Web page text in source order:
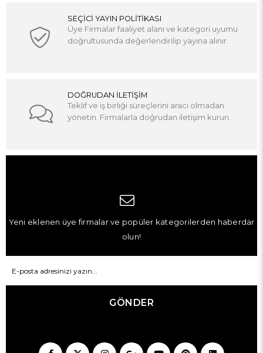
SEÇİCİ YAYIN POLİTİKASI
Üye Firmalar faaliyet alanı ve kategori uyumu
doğrultusunda değerlendirilip yayına alınır.
DOĞRUDAN İLETİŞİM
Teklif ve iş birliği süreçlerini aracı olmadan
yönetin. Firmalarla doğrudan iletişim kurun.
Yeni eklenen üye firmalar ve popüler kategorilerden haberdar
olun!
GÖNDER